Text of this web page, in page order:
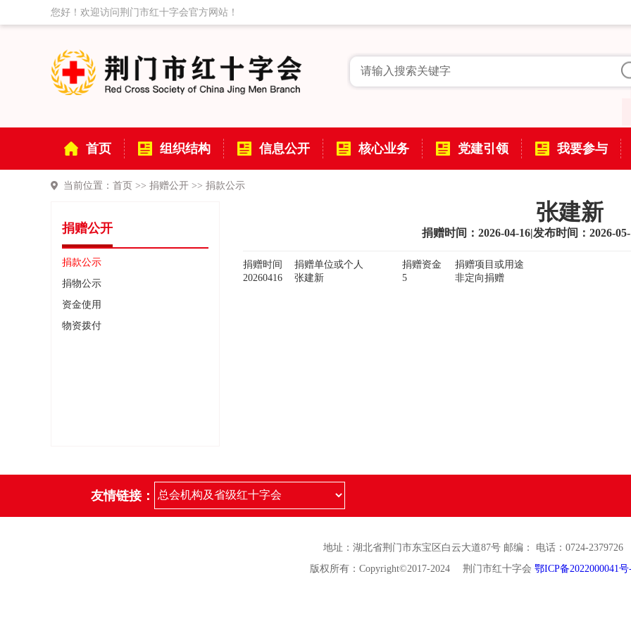
您好！欢迎访问荆门市红十字会官方网站！
首页 组织结构 信息公开 核心业务 党建引领 我要参与
当前位置： 首页 >> 捐赠公开 >> 捐款公示
捐赠公开
捐款公示
捐物公示
资金使用
物资拨付
张建新
捐赠时间：2026-04-16|发布时间：2026-
捐赠时间 捐赠单位或个人 捐赠资金
捐赠项目或用途
20260416
张建新 5 非定向捐赠
友情链接：
地址：湖北省荆门市东宝区白云大道87号 邮编： 电话：0724-2379726
版权所有：Copyright©2017-2024 荆门市红十字会 鄂ICP备2022000041号